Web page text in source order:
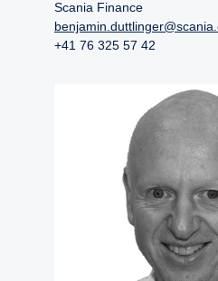
Kaskoversicherung
eventuelle Anzahlung
Ihre individuelle
Experten Ihr
Scania Finance
+41 76 325 57 42